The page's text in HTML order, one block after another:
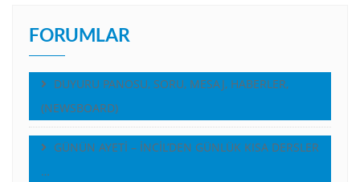
FORUMLAR
DUYURU PANOSU, SORU, MESAJ, HABERLER,
(NEWSBOARD)
GÜNÜN AYETİ – İNCİL’DEN GÜNLÜK KISA DERSLER
…